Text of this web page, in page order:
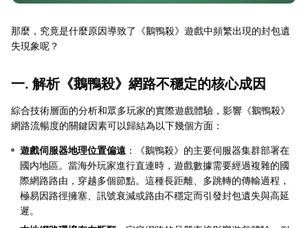
那麼，究竟是什麼原因導致了《鵝鴨殺》遊戲中頻繁出現的封包遺
失現象呢？
一. 解析《鵝鴨殺》網路不穩定的核心成因
綜合技術層面的分析和眾多玩家的實際遊戲體驗，影響《鵝鴨殺》
網路流暢度的關鍵因素可以歸結為以下幾個方面：
遊戲伺服器地理位置偏遠 ：《鵝鴨殺》的主要伺服器集群部署在
國内地區。當海外玩家進行直連時，遊戲數據需要經過複雜的國
際網路路由，穿越多個節點。這種長距離、多跳轉的傳輸過程，
極易因路徑擁塞、訊號衰減或路由不穩定而引發封包遺失與高延
遲。